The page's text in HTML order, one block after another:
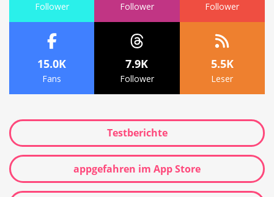
Follower Follower Follower
15.0K
Fans
7.9K
Follower
5.5K
Leser
Testberichte
appgefahren im App Store